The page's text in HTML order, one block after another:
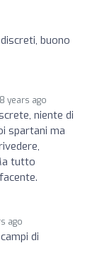
buono
8 years ago
niente di
spartani ma
tutto
ago
di